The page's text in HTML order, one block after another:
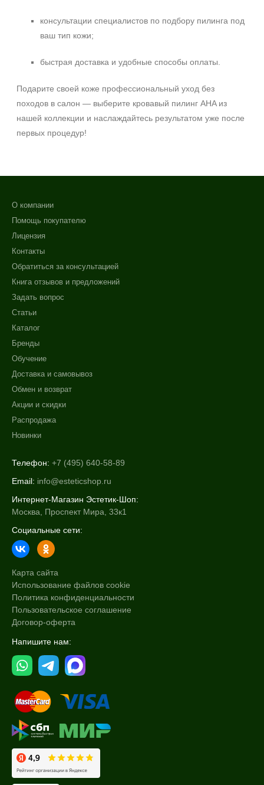
консультации специалистов по подбору пилинга под
ваш тип кожи;
быстрая доставка и удобные способы оплаты.
Подарите своей коже профессиональный уход без
походов в салон — выберите кровавый пилинг AHA из
нашей коллекции и наслаждайтесь результатом уже после
первых процедур!
О компании
Помощь покупателю
Лицензия
Контакты
Обратиться за консультацией
Книга отзывов и предложений
Задать вопрос
Статьи
Каталог
Бренды
Обучение
Доставка и самовывоз
Обмен и возврат
Акции и скидки
Распродажа
Новинки
Телефон: +7 (495) 640-58-89
Email: info@esteticshop.ru
Интернет-Магазин Эстетик-Шоп:
Москва, Проспект Мира, 33к1
Социальные сети:
Карта сайта
Использование файлов cookie
Политика конфиденциальности
Пользовательское соглашение
Договор-оферта
Напишите нам: